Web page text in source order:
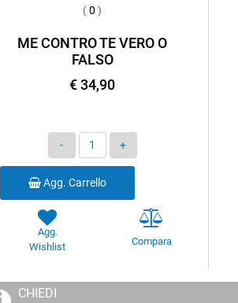
(0 )
ME CONTRO TE VERO O
FALSO
€ 34,90
Quantità
Agg. Carrello
Agg.
Wishlist
Compara
CHIEDI